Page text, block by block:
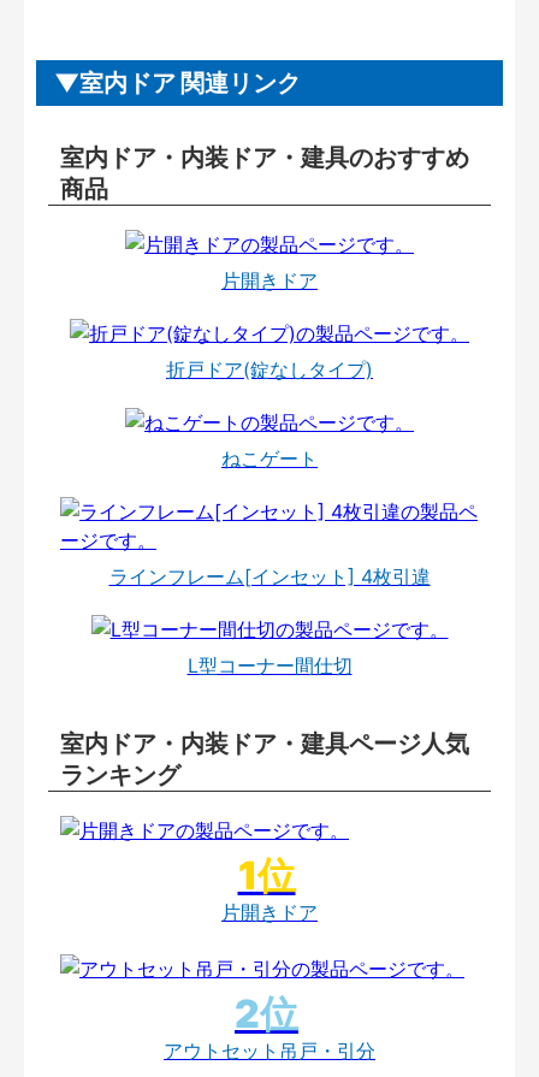
室内ドア 関連リンク
室内ドア・内装ドア・建具のおすすめ
商品
片開きドア
折戸ドア(錠なしタイプ)
ねこゲート
ラインフレーム[インセット] 4枚引違
L型コーナー間仕切
室内ドア・内装ドア・建具ページ人気
ランキング
片開きドア
アウトセット吊戸・引分